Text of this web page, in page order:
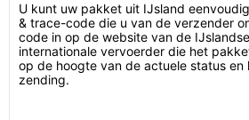
U kunt uw pakket uit IJsland
& trace-code die u van de verzender
code in op de website van de
internationale vervoerder die het
op de hoogte van de actuele status en
zending.